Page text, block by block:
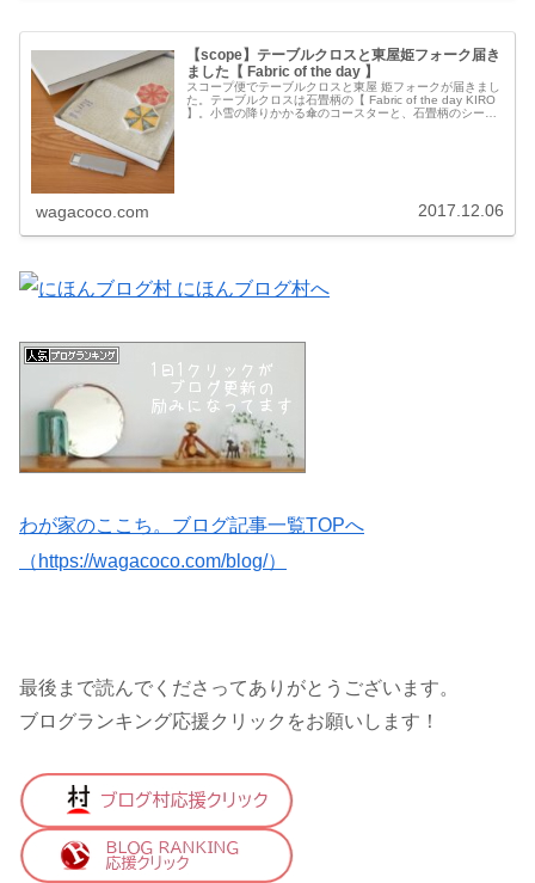
【scope】テーブルクロスと東屋姫フォーク届き
ました【 Fabric of the day 】
スコープ便でテーブルクロスと東屋 姫フォークが届きまし
た。テーブルクロスは石畳柄の【 Fabric of the day KIRO
】。小雪の降りかかる傘のコースターと、石畳柄のシール
wagacoco.com 2017.12.06
わが家のここち。ブログ記事一覧TOPへ
（https://wagacoco.com/blog/）
最後まで読んでくださってありがとうございます。
ブログランキング応援クリックをお願いします！